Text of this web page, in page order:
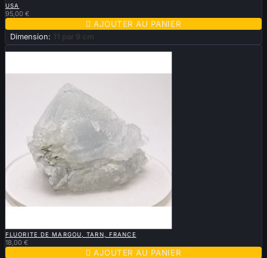
USA
95,00 €
 AJOUTER AU PANIER
Dimension: 11 par 9 cm
Nouveau
FLUORITE DE MARGOU, TARN, FRANCE
18,00 €
 AJOUTER AU PANIER